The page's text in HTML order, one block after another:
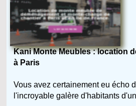
Kani Monte Meubles : location
à Paris
Vous avez certainement eu écho
l'incroyable galère d'habitants